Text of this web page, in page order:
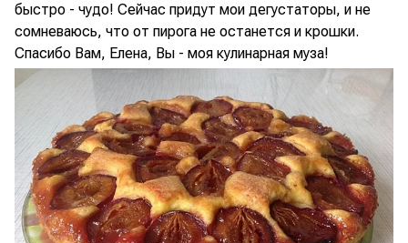
быстро - чудо! Сейчас придут мои дегустаторы, и не
сомневаюсь, что от пирога не останется и крошки.
Спасибо Вам, Елена, Вы - моя кулинарная муза!